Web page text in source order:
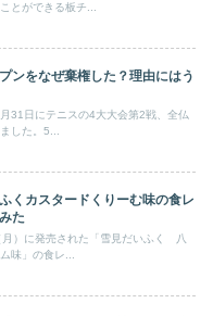
とができる板チ...
ンをなぜ棄権した？理由にはう
31日にテニスの4大大会第2戦、全仏
した。5...
くカスタードくりーむ味の食レ
た
）に発売された「雪見だいふく 八
味」の食レ...